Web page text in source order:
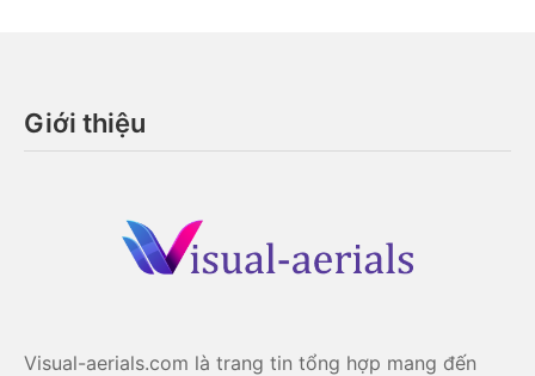
Giới thiệu
Visual-aerials.com là trang tin tổng hợp mang đến